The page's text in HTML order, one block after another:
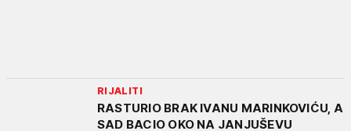
RIJALITI
RASTURIO BRAK IVANU MARINKOVIĆU, A
SAD BACIO OKO NA JANJUŠEVU